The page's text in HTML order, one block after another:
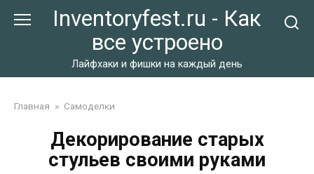
Inventoryfest.ru - Как
все устроено
Лайфхаки и фишки на каждый день
Главная » Самоделки
Декорирование старых
стульев своими руками